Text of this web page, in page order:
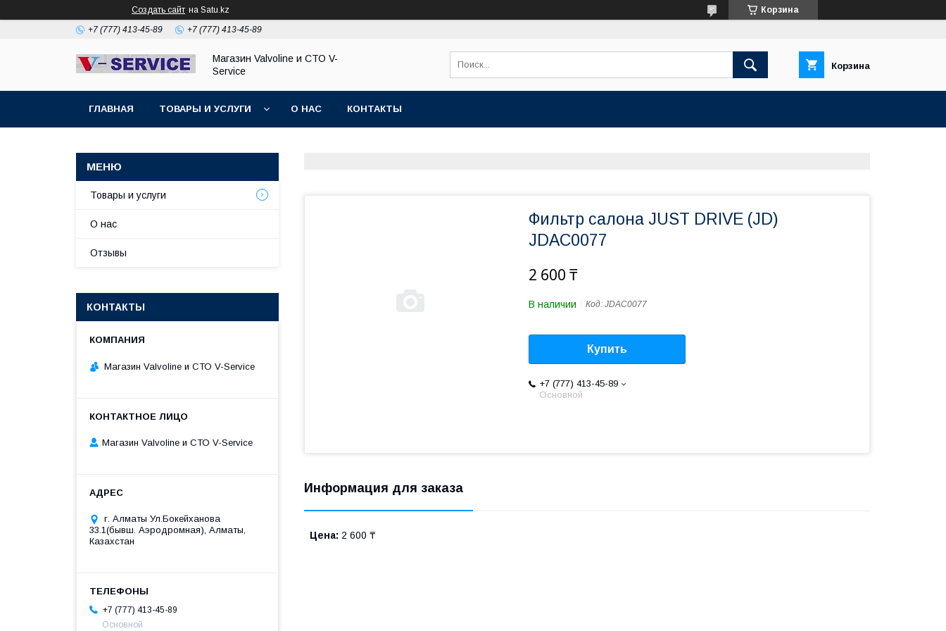
Создать сайт на Satu.kz Корзина
+7 (777) 413-45-89 +7 (777) 413-45-89
Магазин Valvoline и СТО V-
Service
Корзина
ГЛАВНАЯ ТОВАРЫ И УСЛУГИ О НАС КОНТАКТЫ
Фильтр салона JUST DRIVE (JD)
JDAC0077
2 600 ₸
В наличии Код: JDAC0077
Купить
+7 (777) 413-45-89
Основной
Информация для заказа
Цена: 2 600 ₸
Товары и услуги
О нас
Отзывы
КОНТАКТЫ
Магазин Valvoline и СТО V-Service
Магазин Valvoline и СТО V-Service
г. Алматы Ул.Бокейханова
33.1(бывш. Аэродромная), Алматы,
Казахстан
+7 (777) 413-45-89
Основной